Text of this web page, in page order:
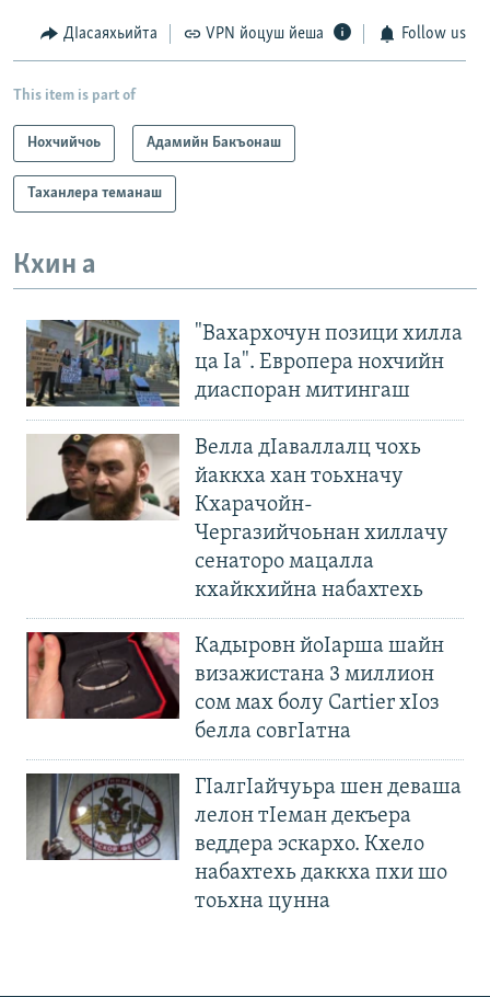
ДIасаяхьийта VPN йоцуш йеша Follow us
This item is part of
Нохчийчоь Адамийн Бакъонаш
Таханлера теманаш
Кхин а
"Вахархочун позици хилла
ца Iа". Европера нохчийн
диаспоран митингаш
Велла дIаваллалц чохь
йаккха хан тоьхначу
Кхарачойн-
Чергазийчоьнан хиллачу
сенаторо мацалла
кхайкхийна набахтехь
Кадыровн йоIарша шайн
визажистана 3 миллион
сом мах болу Cartier хIоз
белла совгIатна
ГIалгIайчуьра шен деваша
лелон тIеман декъера
веддера эскархо. Кхело
набахтехь даккха пхи шо
тоьхна цунна